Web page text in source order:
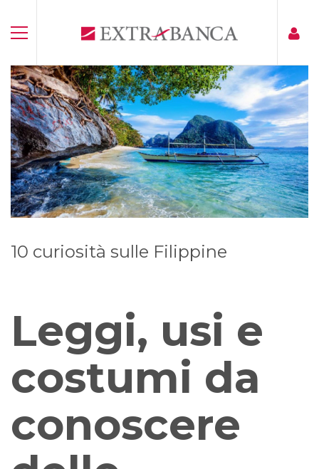
10 curiosità sulle Filippine
Leggi, usi e
costumi da
conoscere